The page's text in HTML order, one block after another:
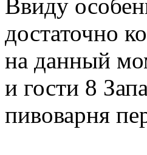
Ввиду
достаточно
на данный
и гости 8
пивоварня